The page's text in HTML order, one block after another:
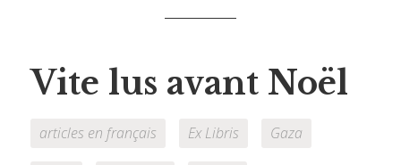
Vite lus avant Noël
articles en français Ex Libris Gaza